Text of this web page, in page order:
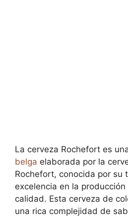
La cerveza Rochefort es
belga elaborada por la
Rochefort, conocida por su
excelencia en la
calidad. Esta cerveza de
una rica complejidad de